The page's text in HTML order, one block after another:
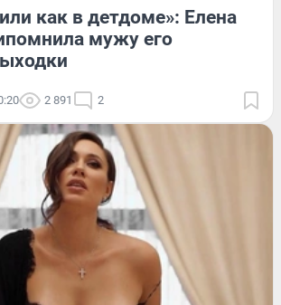
как в детдоме»: Елена
мужу его
2 891 2